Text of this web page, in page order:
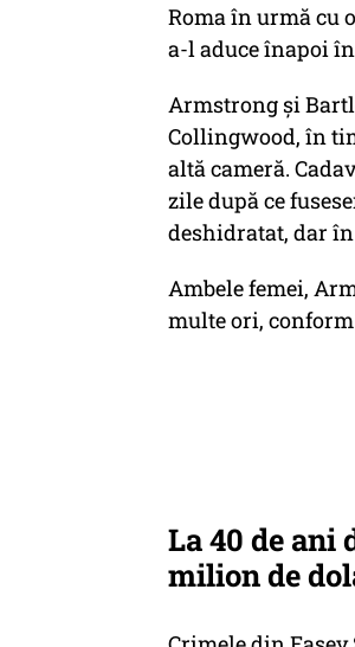
Roma în urmă cu
a-l aduce înapoi
Armstrong și
Collingwood, în
altă cameră.
zile după ce
deshidratat, dar
Ambele femei,
multe ori,
La 40 de ani
milion de